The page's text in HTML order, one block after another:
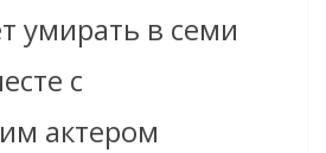
умирать в семи
с
актером